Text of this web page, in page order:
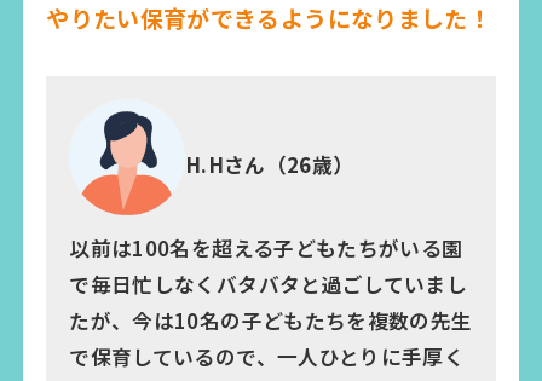
やりたい保育ができるようになりました！
H.Hさん（26歳）
以前は100名を超える子どもたちがいる園
で毎日忙しなくバタバタと過ごしていまし
たが、今は10名の子どもたちを複数の先生
で保育しているので、一人ひとりに手厚く